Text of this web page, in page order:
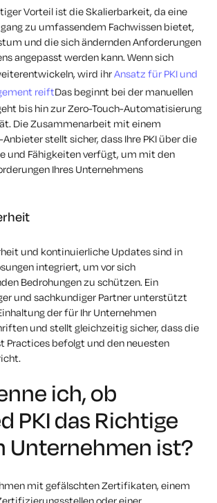
Vorteil ist die Skalierbarkeit, da eine
zu umfassendem Fachwissen bietet,
und die sich ändernden Anforderungen
angepasst werden kann. Wenn sich
wird ihrAnsatz für PKI und
reiftDas beginnt bei der manuellen
bis hin zur Zero-Touch-Automatisierung
Die Zusammenarbeit mit einem
stellt sicher, dass Ihre PKI über die
und Fähigkeiten verfügt, um mit den
Ihres Unternehmens
und kontinuierliche Updates sind in
integriert, um vor sich
Bedrohungen zu schützen. Ein
und sachkundiger Partner unterstützt
der für Ihr Unternehmen
und stellt gleichzeitig sicher, dass die
Practices befolgt und den neuesten
ich, ob
PKI das Richtige
Unternehmen ist?
mit gefälschten Zertifikaten, einem